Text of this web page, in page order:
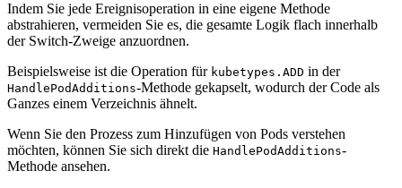
Indem Sie jede Ereignisoperation in eine eigene Methode
abstrahieren, vermeiden Sie es, die gesamte Logik flach innerhalb
der Switch-Zweige anzuordnen.
Beispielsweise ist die Operation für kubetypes.ADD in der
HandlePodAdditions-Methode gekapselt, wodurch der Code als
Ganzes einem Verzeichnis ähnelt.
Wenn Sie den Prozess zum Hinzufügen von Pods verstehen
möchten, können Sie sich direkt die HandlePodAdditions-
Methode ansehen.